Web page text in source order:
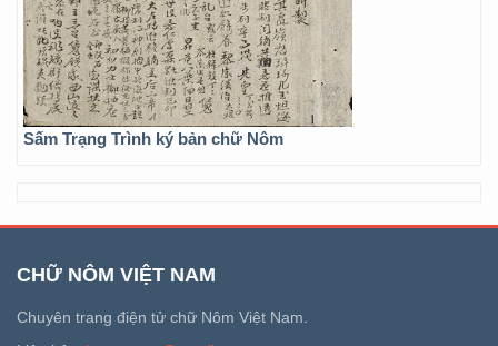
Sấm Trạng Trình ký bản chữ Nôm
CHỮ NÔM VIỆT NAM
Chuyên trang điện tử chữ Nôm Việt Nam.